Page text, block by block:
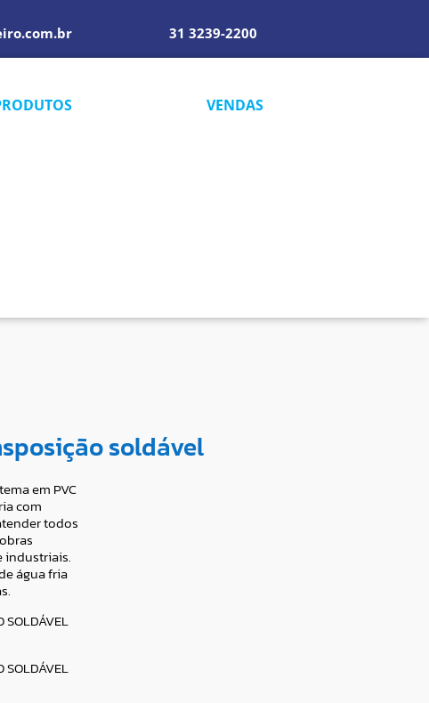
31 3239-2200
VENDAS
soldável
em PVC
com
todos
industriais.
água fria
SOLDÁVEL
SOLDÁVEL